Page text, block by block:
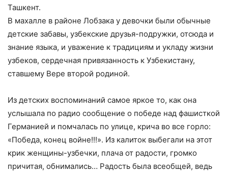
Ташкент.
В махалле в районе Лобзака у девочки были обычные
детские забавы, узбекские друзья-подружки, отсюда и
знание языка, и уважение к традициям и укладу жизни
узбеков, сердечная привязанность к Узбекистану,
ставшему Вере второй родиной.
Из детских воспоминаний самое яркое то, как она
услышала по радио сообщение о победе над фашисткой
Германией и помчалась по улице, крича во все горло:
«Победа, конец войне!!!». Из калиток выбегали на этот
крик женщины-узбечки, плача от радости, громко
причитая, обнимались… Радость была всеобщей, ведь